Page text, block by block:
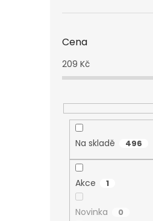
Cena
209 Kč
Na skladě 496
Akce 1
Novinka 0